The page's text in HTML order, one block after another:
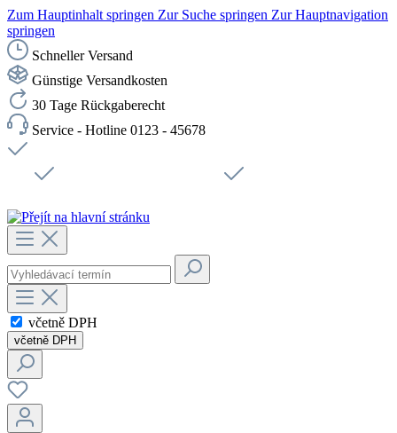
Zum Hauptinhalt springen Zur Suche springen Zur Hauptnavigation
springen
Schneller Versand
Günstige Versandkosten
30 Tage Rückgaberecht
Service - Hotline 0123 - 45678
včetně DPH
včetně DPH